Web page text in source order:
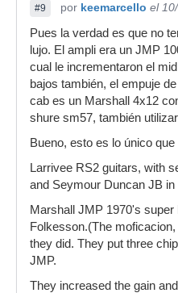
#9 por keemarcello el
Pues la verdad es que no
lujo. El ampli era un JMP
cual le incrementaron el
bajos también, el empuje
cab es un Marshall 4x12
shure sm57, también
Bueno, esto es lo único que
Larrivee RS2 guitars, with
and Seymour Duncan JB in
Marshall JMP 1970's
Folkesson.(The
they did. They put three
JMP.
They increased the gain